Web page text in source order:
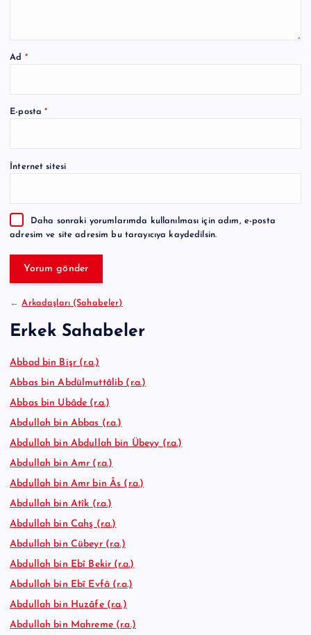
Ad *
E-posta*
İnternet sitesi
Daha sonraki yorumlarımda kullanılması için adım, e-posta
adresim ve site adresim bu tarayıcıya kaydedilsin.
A
e
a
t
←Arkadaşları (Sahabeler)
Erkek Sahabeler
Abbad bin Bişr (r.a.)
Abbas bin Abdülmuttâlib (r.a.)
Abbas bin Ubâde (r.a.)
Abdullah bin Abbas (r.a.)
Abdullah bin Abdullah bin Übeyy (r.a.)
Abdullah bin Amr (r.a.)
Abdullah bin Amr bin Âs (r.a.)
Abdullah bin Atîk (r.a.)
Abdullah bin Cahş (r.a.)
Abdullah bin Cübeyr (r.a.)
Abdullah bin Ebî Bekir (r.a.)
Abdullah bin Ebî Evfâ (r.a.)
Abdullah bin Huzâfe (r.a.)
Abdullah bin Mahreme (r.a.)